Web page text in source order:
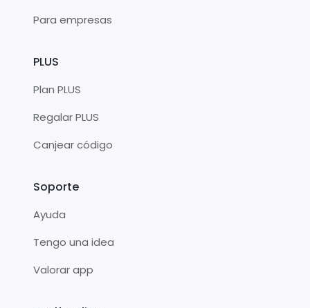
Para empresas
PLUS
Plan PLUS
Regalar PLUS
Canjear código
Soporte
Ayuda
Tengo una idea
Valorar app